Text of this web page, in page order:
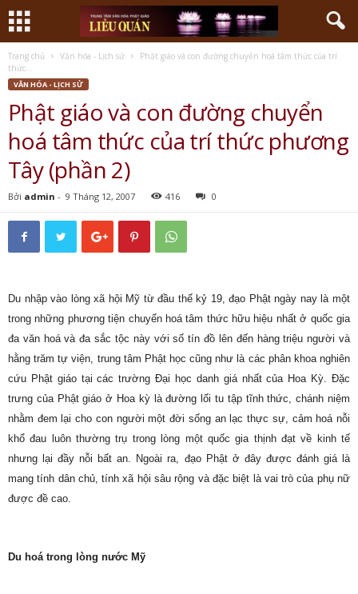
Trang chủ Văn hóa - Lịch sử
Phật giáo và con đường chuyển hoá tâm thức của trí
thức...
VĂN HÓA - LỊCH SỬ
Phật giáo và con đường chuyển
hoá tâm thức của trí thức phương
Tây (phần 2)
Bởi admin - 9 Tháng 12, 2007 416 0
Du nhập vào lòng xã hội Mỹ từ đầu thế kỷ 19, đạo Phật ngày nay là một
trong những phương tiện chuyển hoá tâm thức hữu hiệu nhất ở quốc gia
đa văn hoá và đa sắc tộc này với số tín đồ lên đến hàng triệu người và
hằng trăm tự viện, trung tâm Phật học cũng như là các phân khoa nghiên
cứu Phật giáo tại các trường Đại học danh giá nhất của Hoa Kỳ. Đặc
trưng của Phật giáo ở Hoa kỳ là đường lối tu tập tĩnh thức, chánh niệm
nhằm đem lại cho con người một đời sống an lạc thực sự, cảm hoá nỗi
khổ đau luôn thường trụ trong lòng một quốc gia thịnh đạt về kinh tế
nhưng lại đầy nỗi bất an. Ngoài ra, đạo Phật ở đây được đánh giá là
mang tính dân chủ, tính xã hội sâu rộng và đặc biệt là vai trò của phụ nữ
được đề cao.
Du hoá trong lòng nước Mỹ